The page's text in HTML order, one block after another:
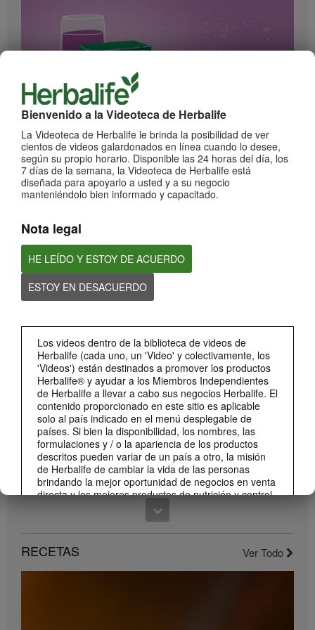
Bienvenido a la Videoteca de Herbalife
La Videoteca de Herbalife le brinda la posibilidad de ver
cientos de videos galardonados en línea cuando lo desee,
según su propio horario. Disponible las 24 horas del día, los
7 días de la semana, la Videoteca de Herbalife está
diseñada para apoyarlo a usted y a su negocio
manteniéndolo bien informado y capacitado.
Nota legal
HE LEÍDO Y ESTOY DE ACUERDO
ESTOY EN DESACUERDO
Los videos dentro de la biblioteca de videos de
Herbalife (cada uno, un 'Video' y colectivamente, los
'Videos') están destinados a promover los productos
Herbalife® y ayudar a los Miembros Independientes
de Herbalife a llevar a cabo sus negocios Herbalife. El
contenido proporcionado en este sitio es aplicable
solo al país indicado en el menú desplegable de
países. Si bien la disponibilidad, los nombres, las
formulaciones y / o la apariencia de los productos
descritos pueden variar de un país a otro, la misión
de Herbalife de cambiar la vida de las personas
brindando la mejor oportunidad de negocios en venta
directa y los mejores productos de nutrición y control
de peso son aplicable en todas partes.
Independientes de Herbalife que se encuentran en
¡Impulsa cada momento! Nuevo Liftoff sabor Moras
Conoce el nuevo sabor mora de esta bebida efervescente que le dará impulso a
cada momento
¡Dale un impulso a tu día con los nuevos sabores de Liftoff!
Conoce los nuevos sabores de Liftoff: naranja y frutas tropicales.
Compártelo con todos tus clientes y conocidos.
RECETAS Ver Todo